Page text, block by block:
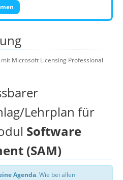
Microsoft Licensing Professional
Lehrplan für
Software
(SAM)
Agenda. Wie bei allen